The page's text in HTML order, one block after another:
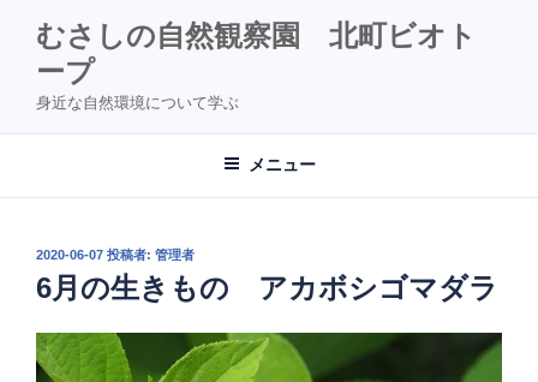
むさしの自然観察園 北町ビオト
ープ
身近な自然環境について学ぶ
メニュー
投
稿
日:
2020-06-07 投稿者: 管理者
6月の生きもの アカボシゴマダラ